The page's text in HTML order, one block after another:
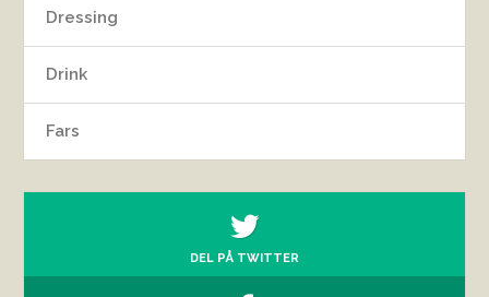
Dressing
Drink
Fars
DEL PÅ TWITTER